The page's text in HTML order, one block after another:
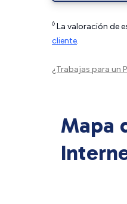
◊ La valoración de
cliente.
¿Trabajas para un
Mapa